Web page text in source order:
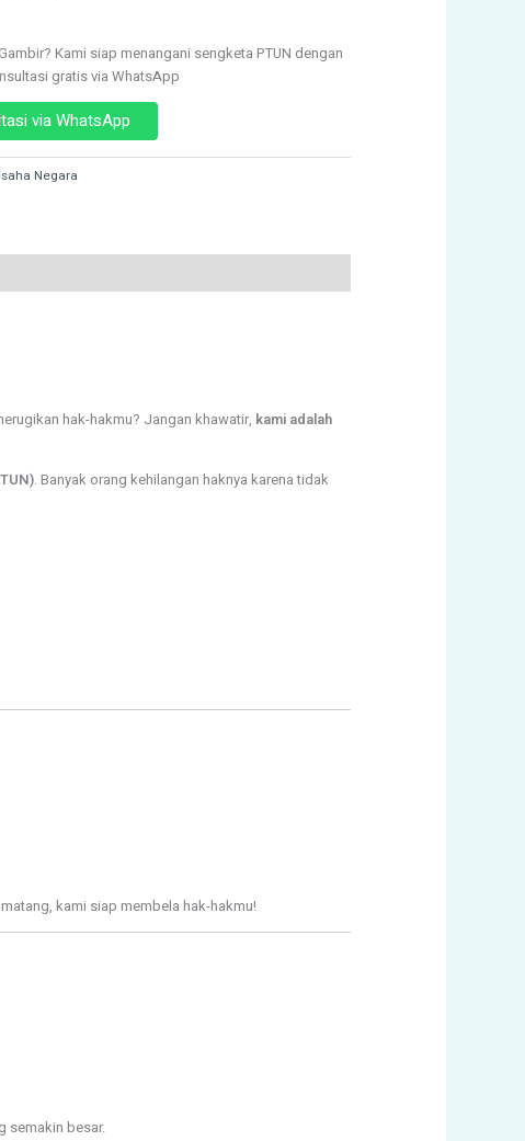
Kami siap menangani sengketa PTUN dengan
gratis via WhatsApp
via WhatsApp
Negara
hak-hakmu? Jangan khawatir, kami adalah
. Banyak orang kehilangan haknya karena tidak
kami siap membela hak-hakmu!
semakin besar.